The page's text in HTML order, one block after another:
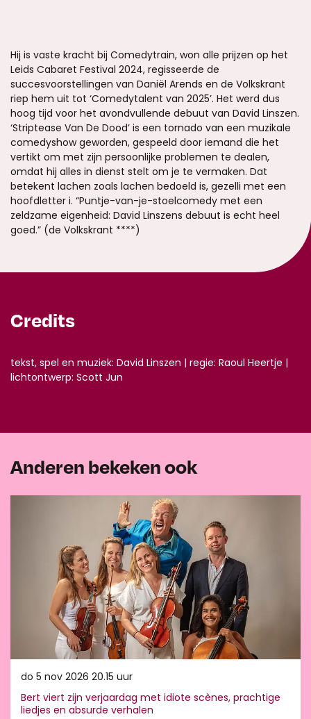
Hij is vaste kracht bij Comedytrain, won alle prijzen op het
Leids Cabaret Festival 2024, regisseerde de
succesvoorstellingen van Daniël Arends en de Volkskrant
riep hem uit tot ‘Comedytalent van 2025’. Het werd dus
hoog tijd voor het avondvullende debuut van David Linszen.
‘Striptease Van De Dood’ is een tornado van een muzikale
comedyshow geworden, gespeeld door iemand die het
vertikt om met zijn persoonlijke problemen te dealen,
omdat hij alles in dienst stelt om je te vermaken. Dat
betekent lachen zoals lachen bedoeld is, gezelli met een
hoofdletter i. “Puntje-van-je-stoelcomedy met een
zeldzame eigenheid: David Linszens debuut is echt heel
goed.” (de Volkskrant ****)
Credits
tekst, spel en muziek: David Linszen | regie: Raoul Heertje |
lichtontwerp: Scott Jun
Anderen bekeken ook
Bert viert zijn verjaardag met idiote scènes, prachtige
liedjes en absurde verhalen
do 5 nov 2026 20.15 uur